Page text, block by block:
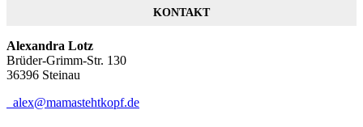
KONTAKT
Alexandra Lotz
Brüder-Grimm-Str. 130
36396 Steinau
alex@mamastehtkopf.de